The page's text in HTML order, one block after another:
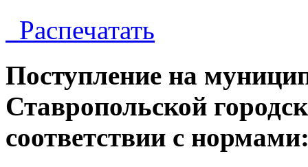
Распечатать
Поступление на
Ставропольской
соответствии с